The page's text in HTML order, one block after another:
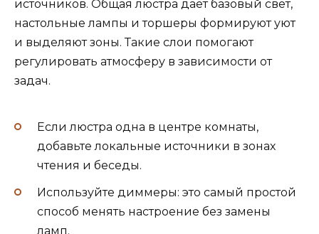
источников. Общая люстра даёт базовый свет,
настольные лампы и торшеры формируют уют
и выделяют зоны. Такие слои помогают
регулировать атмосферу в зависимости от
задач.
Если люстра одна в центре комнаты,
добавьте локальные источники в зонах
чтения и беседы.
Используйте диммеры: это самый простой
способ менять настроение без замены
ламп.